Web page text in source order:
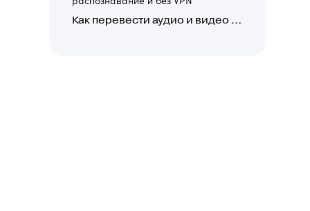
Как перевести аудио и видео в текст: обзор 24 нейросетей, программ и сервисов для транскрибации